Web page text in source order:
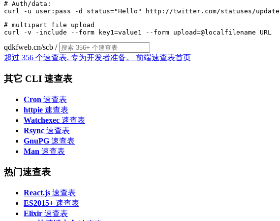
# Auth/data:
# multipart file upload
qdkfweb.cn/scb /
超过 356 个速查表, 专为开发者准备。 前端速查表首页
其它 CLI 速查表
Cron 速查表
httpie 速查表
Watchexec 速查表
Rsync 速查表
GnuPG 速查表
Man 速查表
热门速查表
React.js 速查表
ES2015+ 速查表
Elixir 速查表